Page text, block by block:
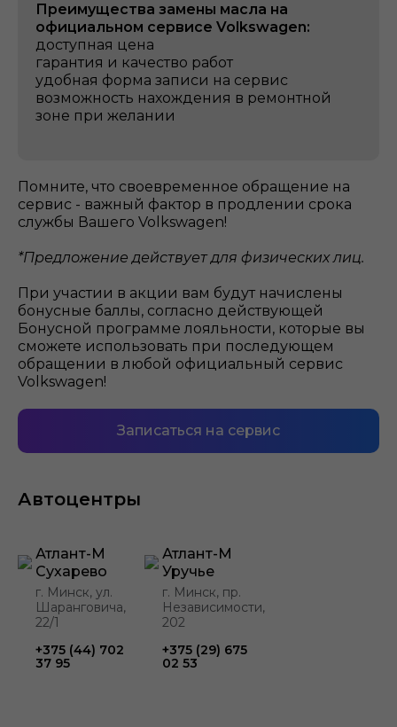
Преимущества замены масла на
официальном сервисе Volkswagen:
доступная цена
гарантия и качество работ
удобная форма записи на сервис
возможность нахождения в ремонтной
зоне при желании
Помните, что своевременное обращение на
сервис - важный фактор в продлении срока
службы Вашего Volkswagen!
*Предложение действует для физических лиц.
При участии в акции вам будут начислены
бонусные баллы, согласно действующей
Бонусной программе лояльности, которые вы
сможете использовать при последующем
обращении в любой официальный сервис
Volkswagen!
Записаться на сервис
Автоцентры
Атлант-М
Сухарево
г. Минск, ул.
Шаранговича,
22/1
+375 (44) 702
37 95
Атлант-М
Уручье
г. Минск, пр.
Независимости,
202
+375 (29) 675
02 53